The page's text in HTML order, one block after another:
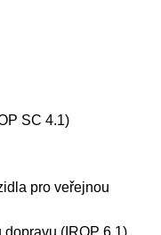
SC 4.1)
pro veřejnou